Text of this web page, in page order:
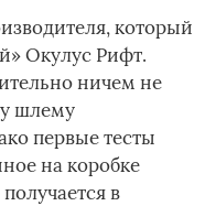
который
Окулус Рифт.
ничем не
шлему
первые тесты
на коробке
в